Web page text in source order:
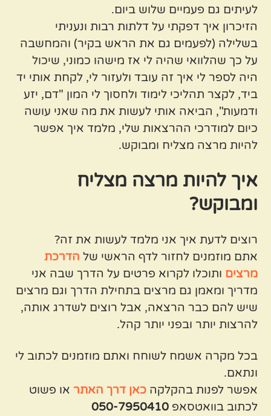
לעיתים גם פעמיים שלוש ביום.
הזיכרון איך דפקתי על דלתות רבות ונעניתי
בשלילה (לפעמים גם את הראש בקיר) והמחשבה
על כך שהלוואי שהיה לי אז מישהו כמוני, שיכול
היה לספר לי איך זה עובד ולעזור לי, לקחת אותי יד
ביד, לקצר תהליכי לימוד ולחסוך לי המון "דם, יזע
ודמעות", הביאה אותי לעשות את מה שאני עושה
כיום למודרכי ההרצאות שלי, מלמד איך אפשר
להיות מרצה מצליח ומבוקש.
איך להיות מרצה מצליח
ומבוקש?
רוצים לדעת איך אני מלמד לעשות את זה?
אתם מוזמנים לחזור לדף הראשי של הדרכת
מרצים ותוכלו לקרוא פרטים על הדרך שבה אני
מדריך ומאמן גם מרצים בתחילת הדרך וגם מרצים
שיש להם כבר הרצאה, אבל רוצים לשדרג אותה,
להרצות יותר ובפני יותר קהל.
בכל מקרה אשמח לשוחח ואתם מוזמנים לכתוב לי
ונתאם.
אפשר לפנות בהקלקהכאן דרך האתר או פשוט
לכתוב בוואטסאפ050-7950410